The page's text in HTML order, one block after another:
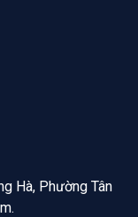
Hà, Phường Tân